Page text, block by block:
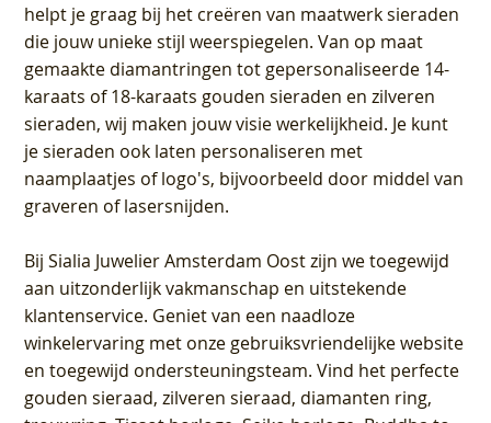
helpt je graag bij het creëren van maatwerk sieraden
die jouw unieke stijl weerspiegelen. Van op maat
gemaakte diamantringen tot gepersonaliseerde 14-
karaats of 18-karaats gouden sieraden en zilveren
sieraden, wij maken jouw visie werkelijkheid. Je kunt
je sieraden ook laten personaliseren met
naamplaatjes of logo's, bijvoorbeeld door middel van
graveren of lasersnijden.
BijSialia Juwelier Amsterdam Oostzijn we toegewijd
aan uitzonderlijk vakmanschap en uitstekende
klantenservice. Geniet van een naadloze
winkelervaring met onze gebruiksvriendelijke website
en toegewijd ondersteuningsteam. Vind het perfecte
gouden sieraad, zilveren sieraad, diamanten ring,